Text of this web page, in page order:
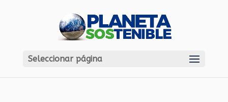
Seleccionar página